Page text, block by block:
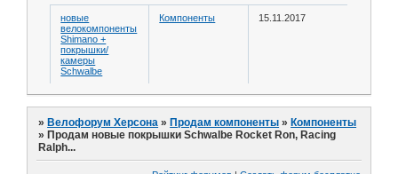
новые
велокомпоненты
Shimano +
покрышки/
камеры
Schwalbe
Компоненты 15.11.2017
»Велофорум Херсона »Продам компоненты »Компоненты
»Продам новые покрышки Schwalbe Rocket Ron, Racing
Ralph...